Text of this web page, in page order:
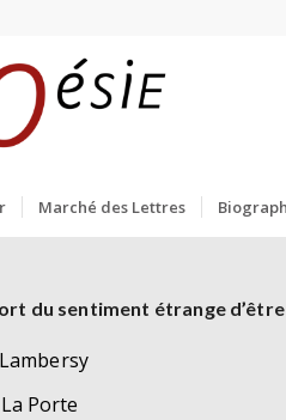
Marché des Lettres
du sentiment étrange
Porte